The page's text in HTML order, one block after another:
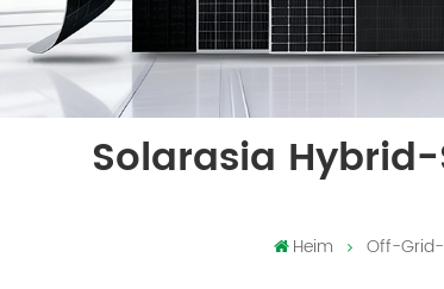
Solarasia
Heim Off-